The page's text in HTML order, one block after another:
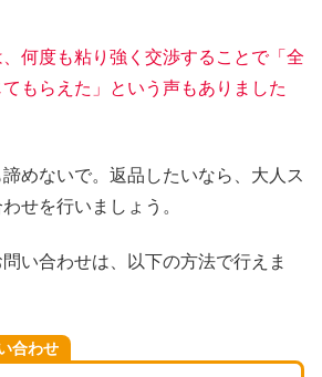
何度も粘り強く交渉することで「全
もらえた」という声もありました
諦めないで。返品したいなら、大人ス
せを行いましょう。
い合わせは、以下の方法で行えま
合わせ